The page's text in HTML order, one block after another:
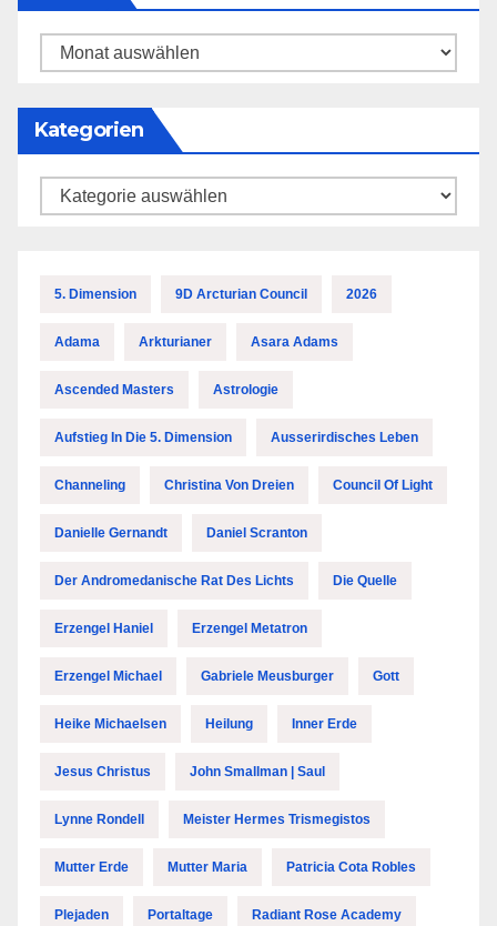
Archiv
Kategorien
Kategorien
5. Dimension 9D Arcturian Council 2026
Adama Arkturianer Asara Adams
Ascended Masters Astrologie
Aufstieg In Die 5. Dimension Ausserirdisches Leben
Channeling Christina Von Dreien Council Of Light
Danielle Gernandt Daniel Scranton
Der Andromedanische Rat Des Lichts Die Quelle
Erzengel Haniel Erzengel Metatron
Erzengel Michael Gabriele Meusburger Gott
Heike Michaelsen Heilung Inner Erde
Jesus Christus John Smallman | Saul
Lynne Rondell Meister Hermes Trismegistos
Mutter Erde Mutter Maria Patricia Cota Robles
Plejaden Portaltage Radiant Rose Academy